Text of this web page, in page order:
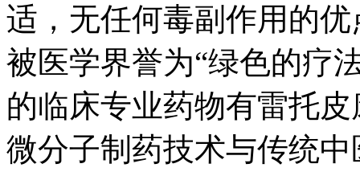
适，无任何毒副作用的
被医学界誉为“绿色的疗
的临床专业药物有雷托
微分子制药技术与传统